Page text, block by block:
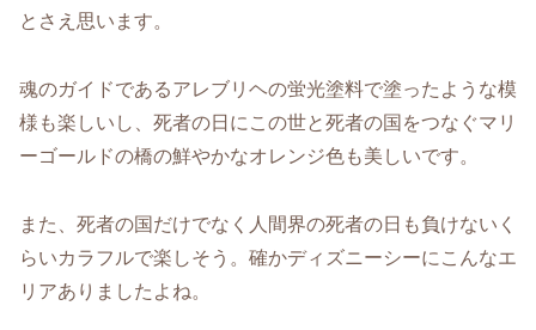
とさえ思います。
魂のガイドであるアレブリヘの蛍光塗料で塗ったような模
様も楽しいし、死者の日にこの世と死者の国をつなぐマリ
ーゴールドの橋の鮮やかなオレンジ色も美しいです。
また、死者の国だけでなく人間界の死者の日も負けないく
らいカラフルで楽しそう。確かディズニーシーにこんなエ
リアありましたよね。